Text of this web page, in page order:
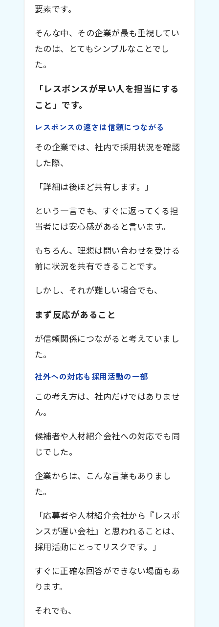
要素です。
そんな中、その企業が最も重視してい
たのは、とてもシンプルなことでし
た。
「レスポンスが早い人を担当にする
こと」です。
レスポンスの速さは信頼につながる
その企業では、社内で採用状況を確認
した際、
「詳細は後ほど共有します。」
という一言でも、すぐに返ってくる担
当者には安心感があると言います。
もちろん、理想は問い合わせを受ける
前に状況を共有できることです。
しかし、それが難しい場合でも、
まず反応があること
が信頼関係につながると考えていまし
た。
社外への対応も採用活動の一部
この考え方は、社内だけではありませ
ん。
候補者や人材紹介会社への対応でも同
じでした。
企業からは、こんな言葉もありまし
た。
「応募者や人材紹介会社から『レスポ
ンスが遅い会社』と思われることは、
採用活動にとってリスクです。」
すぐに正確な回答ができない場面もあ
ります。
それでも、